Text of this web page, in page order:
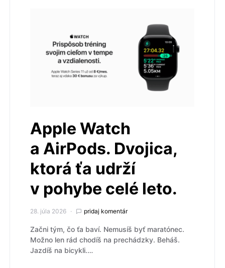
Apple Watch
a AirPods. Dvojica,
ktorá ťa udrží
v pohybe celé leto.
28. júla 2026 pridaj komentár
Začni tým, čo ťa baví. Nemusíš byť maratónec.
Možno len rád chodíš na prechádzky. Beháš.
Jazdíš na bicykli.…